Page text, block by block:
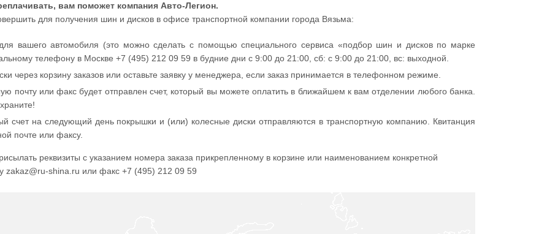
вам поможет компания Авто-Легион.
для получения шин и дисков в офисе транспортной компании города Вязьма:
вашего автомобиля (это можно сделать с помощью специального сервиса «подбор шин и дисков по марке
телефону в Москве +7 (495) 212 09 59 в будние дни с 9:00 до 21:00, сб: с 9:00 до 21:00, вс: выходной.
через корзину заказов или оставьте заявку у менеджера, если заказ принимается в телефонном режиме.
почту или факс будет отправлен счет, который вы можете оплатить в ближайшем к вам отделении любого банка.
счет на следующий день покрышки и (или) колесные диски отправляются в транспортную компанию. Квитанция
почте или факсу.
реквизиты с указанием номера заказа прикрепленному в корзине или наименованием конкретной
zakaz@ru-shina.ru или факс +7 (495) 212 09 59